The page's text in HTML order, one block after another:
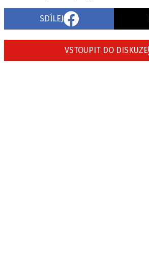
SDÍLEJ
VSTOUPIT DO DISKUZE